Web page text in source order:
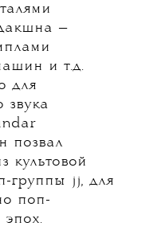
—
и т.д.
для
звука
позвал
культовой
группы jj, для
поп-